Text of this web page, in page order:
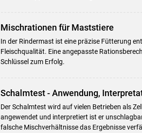
Mischrationen für Maststiere
In der Rindermast ist eine präzise Fütterung
Fleischqualität. Eine angepasste
Schlüssel zum Erfolg.
Schalmtest - Anwendung,
Der Schalmtest wird auf vielen Betrieben als
angewendet und interpretiert ist er
falsche Mischverhältnisse das Ergebnisse